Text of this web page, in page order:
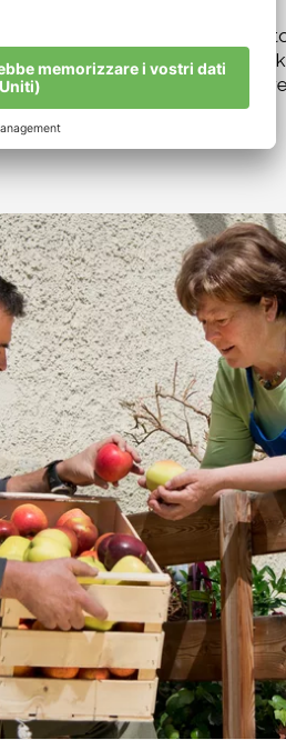
Adige, dove ha
la scelta giusta", pensa
miei meleti dovranno